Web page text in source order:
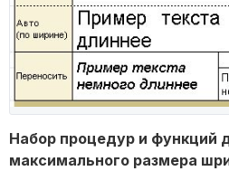
Набор процедур и функций
максимального размера